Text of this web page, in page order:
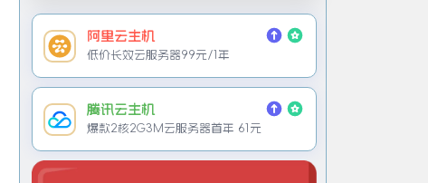
阿里云主机
低价长效云服务器99元/1年
腾讯云主机
爆款2核2G3M云服务器首年 61元